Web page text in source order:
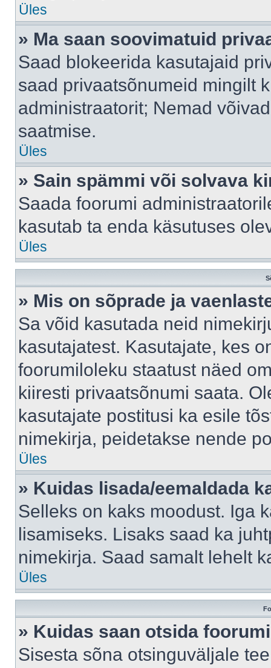
Üles
» Ma saan soovimatuid
Saad blokeerida kasutajaid
saad privaatsõnumeid mingilt
administraatorit; Nemad
saatmise.
Üles
» Sain spämmi või solvava
Saada foorumi
kasutab ta enda käsutuses
Üles
» Mis on sõprade ja
Sa võid kasutada neid
kasutajatest. Kasutajate, kes
foorumiloleku staatust näed
kiiresti privaatsõnumi saata.
kasutajate postitusi ka esile
nimekirja, peidetakse nende
Üles
» Kuidas lisada/eemaldada
Selleks on kaks moodust. Iga
lisamiseks. Lisaks saad ka
nimekirja. Saad samalt lehelt
Üles
» Kuidas saan otsida
Sisesta sõna otsinguväljale